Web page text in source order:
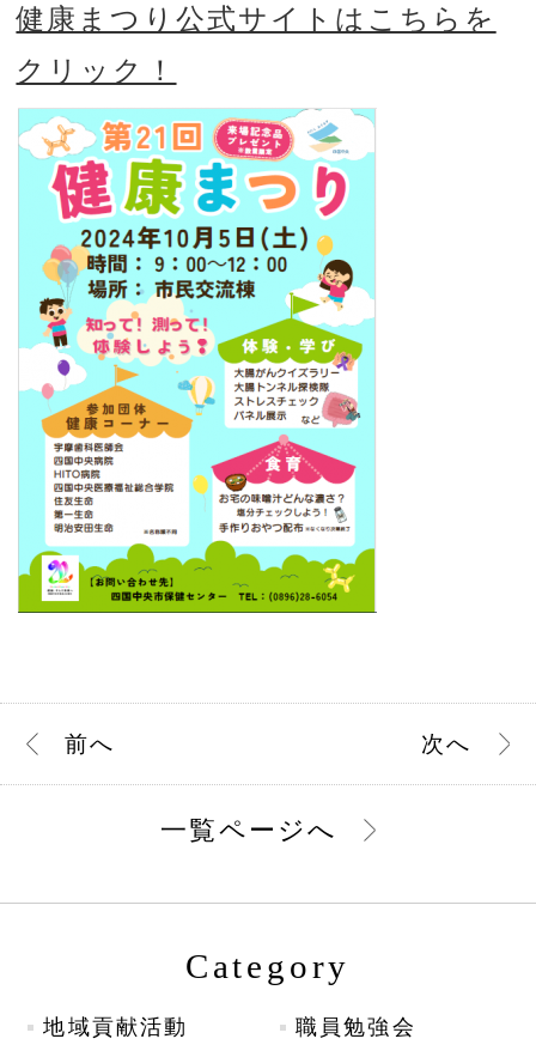
健康まつり公式サイトはこちらを
クリック！
前へ 次へ
一覧ページへ
Category
地域貢献活動 職員勉強会